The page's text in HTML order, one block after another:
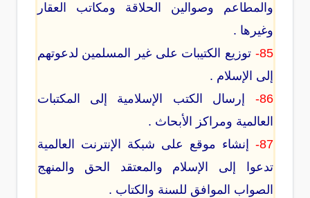
والمطاعم وصوالين الحلاقة ومكاتب العقار
وغيرها .
85- توزيع الكتيبات على غير المسلمين لدعوتهم
إلى الإسلام .
86-
إرسال الكتب الإسلامية إلى المكتبات
العالمية ومراكز الأبحاث .
87-
إنشاء موقع على شبكة الإنترنت العالمية
تدعوا إلى الإسلام والمعتقد الحق والمنهج
الصواب الموافق للسنة والكتاب .